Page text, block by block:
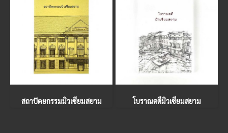
สถาปัตยกรรมมิวเซียมสยาม โบราณคดีมิวเซียมสยาม